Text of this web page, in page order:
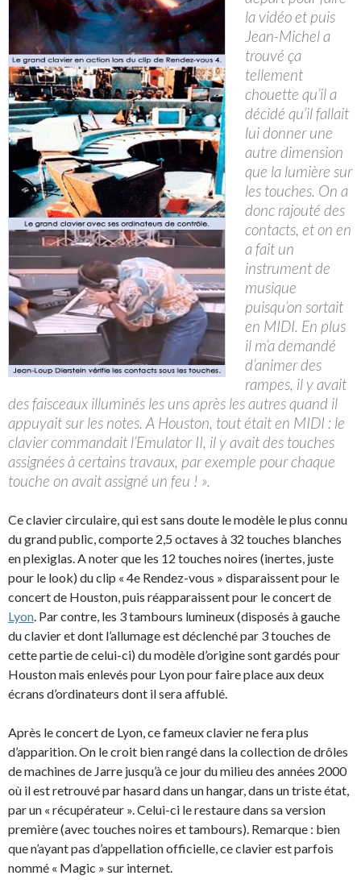
la vidéo et puis
Jean-Michel a
trouvé ça
tellement
chouette qu’il a
décidé qu’il fallait
lui donner une
autre dimension
que la lumière sur
les touches. On a
donc rajouté des
contacts, et on en
a fait un
instrument de
musique
puisqu’on sortait
en MIDI. En plus
il m’a demandé
d’animer des
rampes, il y avait
des faisceaux illuminés les uns après les autres quand il
appuyait sur les notes. A Houston, tout était en MIDI : le
clavier commandait l’Emulator II, il y avait des touches
assignées à certains travaux, par exemple pour chaque
touche on avait assigné un feu ! ».
Ce clavier circulaire, qui est sans doute le modèle le plus connu
du grand public, comporte 2,5 octaves à 32 touches blanches
en plexiglas. A noter que les 12 touches noires (inertes, juste
pour le look) du clip « 4e Rendez-vous » disparaissent pour le
concert de Houston, puis réapparaissent pour le concert de
Lyon. Par contre, les 3 tambours lumineux (disposés à gauche
du clavier et dont l’allumage est déclenché par 3 touches de
cette partie de celui-ci) du modèle d’origine sont gardés pour
Houston mais enlevés pour Lyon pour faire place aux deux
écrans d’ordinateurs dont il sera affublé.
Après le concert de Lyon, ce fameux clavier ne fera plus
d’apparition. On le croit bien rangé dans la collection de drôles
de machines de Jarre jusqu’à ce jour du milieu des années 2000
où il est retrouvé par hasard dans un hangar, dans un triste état,
par un « récupérateur ». Celui-ci le restaure dans sa version
première (avec touches noires et tambours). Remarque : bien
que n’ayant pas d’appellation officielle, ce clavier est parfois
nommé « Magic » sur internet.